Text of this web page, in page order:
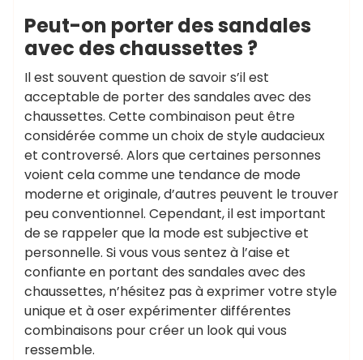
Peut-on porter des sandales
avec des chaussettes ?
Il est souvent question de savoir s’il est
acceptable de porter des sandales avec des
chaussettes. Cette combinaison peut être
considérée comme un choix de style audacieux
et controversé. Alors que certaines personnes
voient cela comme une tendance de mode
moderne et originale, d’autres peuvent le trouver
peu conventionnel. Cependant, il est important
de se rappeler que la mode est subjective et
personnelle. Si vous vous sentez à l’aise et
confiante en portant des sandales avec des
chaussettes, n’hésitez pas à exprimer votre style
unique et à oser expérimenter différentes
combinaisons pour créer un look qui vous
ressemble.